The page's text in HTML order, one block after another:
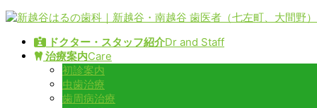
コ
ナ
ドクター・スタッフ紹介Dr and Staff
治療案内Care
初診案内
虫歯治療
歯周病治療